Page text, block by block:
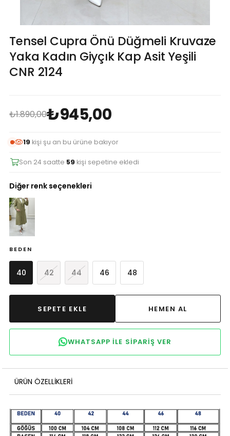
Tensel Cupra Önü Düğmeli Kruvaze
Yaka Kadın Giyçık Kap Asit Yeşili
CNR 2124
₺1.890,00₺945,00
19 kişi şu an bu ürüne bakıyor
Son 24 saatte 59 kişi sepetine ekledi
Diğer renk seçenekleri
BEDEN
40 42 44 46 48
WHATSAPP ILE SIPARIŞ VER
ÜRÜN ÖZELLIKLERI